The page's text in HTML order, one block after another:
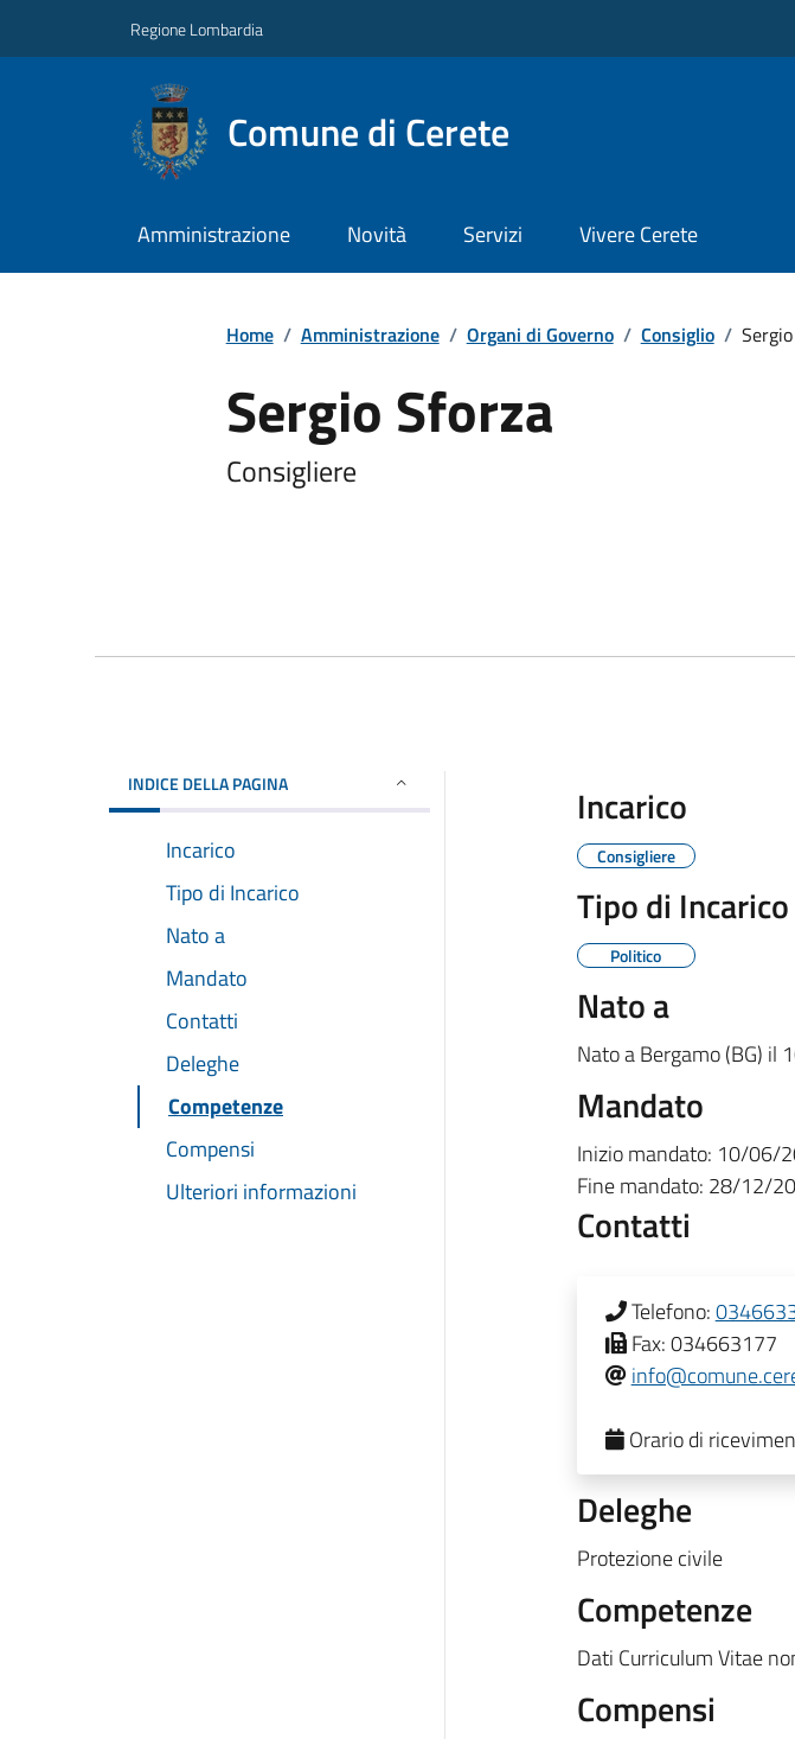
Regione Lombardia
Comune di Cerete
Amministrazione Novità Servizi Vivere Cerete
Home / Amministrazione / Organi di Governo / Consiglio /
Sergio Sforza
Consigliere
INDICE DELLA PAGINA
Incarico
Tipo di Incarico
Nato a
Mandato
Contatti
Deleghe
Competenze
Compensi
Ulteriori informazioni
Incarico
Consigliere
Tipo di Incarico
Politico
Nato a
Nato aBergamo (BG) il
Mandato
Inizio mandato: 10/06/
Fine mandato: 28/12/
Contatti
Telefono:
Fax:034663177
Orario di
Deleghe
Protezione civile
Competenze
Dati Curriculum Vitae
Compensi